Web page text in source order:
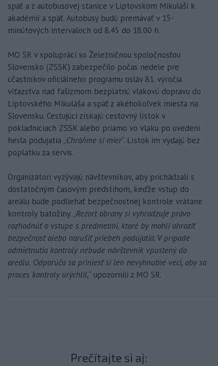
späť a z autobusovej stanice v Liptovskom Mikuláši k
akadémii a späť. Autobusy budú premávať v 15-
minútových intervaloch od 8.45 do 18.00 h.
MO SR v spolupráci so Železničnou spoločnosťou
Slovensko (ZSSK) zabezpečilo počas nedele pre
účastníkov oficiálneho programu osláv 81. výročia
víťazstva nad fašizmom bezplatnú vlakovú dopravu do
Liptovského Mikuláša a späť z akéhokoľvek miesta na
Slovensku. Cestujúci získajú cestovný lístok v
pokladniciach ZSSK alebo priamo vo vlaku po uvedení
hesla podujatia „Chráňme si mier“. Lístok im vydajú bez
poplatku za servis.
Organizátori vyzývajú návštevníkov, aby prichádzali s
dostatočným časovým predstihom, keďže vstup do
areálu bude podliehať bezpečnostnej kontrole vrátane
kontroly batožiny. „Rezort obrany si vyhradzuje právo
rozhodnúť o vstupe s predmetmi, ktoré by mohli ohroziť
bezpečnosť alebo narušiť priebeh podujatia. V prípade
odmietnutia kontroly nebude návštevník vpustený do
areálu. Odporúča sa priniesť si len nevyhnutné veci, aby sa
proces kontroly urýchlil,“ upozornili z MO SR.
Prečítajte si aj: